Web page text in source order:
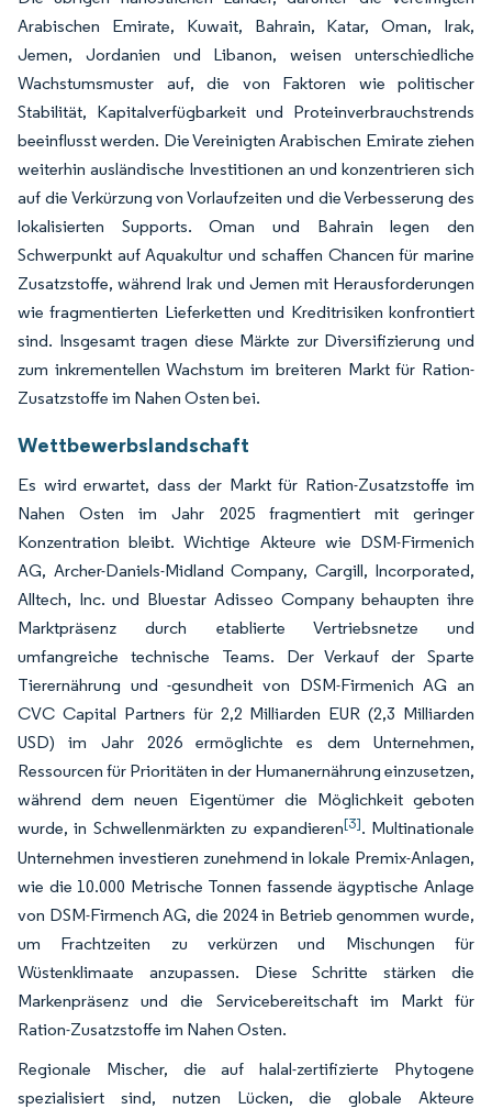
Arabischen Emirate, Kuwait, Bahrain, Katar, Oman, Irak,
Jemen, Jordanien und Libanon, weisen unterschiedliche
Wachstumsmuster auf, die von Faktoren wie politischer
Stabilität, Kapitalverfügbarkeit und Proteinverbrauchstrends
beeinflusst werden. Die Vereinigten Arabischen Emirate ziehen
weiterhin ausländische Investitionen an und konzentrieren sich
auf die Verkürzung von Vorlaufzeiten und die Verbesserung des
lokalisierten Supports. Oman und Bahrain legen den
Schwerpunkt auf Aquakultur und schaffen Chancen für marine
Zusatzstoffe, während Irak und Jemen mit Herausforderungen
wie fragmentierten Lieferketten und Kreditrisiken konfrontiert
sind. Insgesamt tragen diese Märkte zur Diversifizierung und
zum inkrementellen Wachstum im breiteren Markt für Ration-
Zusatzstoffe im Nahen Osten bei.
Wettbewerbslandschaft
Es wird erwartet, dass der Markt für Ration-Zusatzstoffe im
Nahen Osten im Jahr 2025 fragmentiert mit geringer
Konzentration bleibt. Wichtige Akteure wie DSM-Firmenich
AG, Archer-Daniels-Midland Company, Cargill, Incorporated,
Alltech, Inc. und Bluestar Adisseo Company behaupten ihre
Marktpräsenz durch etablierte Vertriebsnetze und
umfangreiche technische Teams. Der Verkauf der Sparte
Tierernährung und -gesundheit von DSM-Firmenich AG an
CVC Capital Partners für 2,2 Milliarden EUR (2,3 Milliarden
USD) im Jahr 2026 ermöglichte es dem Unternehmen,
Ressourcen für Prioritäten in der Humanernährung einzusetzen,
während dem neuen Eigentümer die Möglichkeit geboten
wurde, in Schwellenmärkten zu expandieren[3]. Multinationale
Unternehmen investieren zunehmend in lokale Premix-Anlagen,
wie die 10.000 Metrische Tonnen fassende ägyptische Anlage
von DSM-Firmench AG, die 2024 in Betrieb genommen wurde,
um Frachtzeiten zu verkürzen und Mischungen für
Wüstenklimaate anzupassen. Diese Schritte stärken die
Markenpräsenz und die Servicebereitschaft im Markt für
Ration-Zusatzstoffe im Nahen Osten.
Regionale Mischer, die auf halal-zertifizierte Phytogene
spezialisiert sind, nutzen Lücken, die globale Akteure